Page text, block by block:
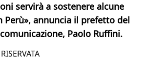
servirà a sostenere alcune
Perù», annuncia il prefetto del
Paolo Ruffini.